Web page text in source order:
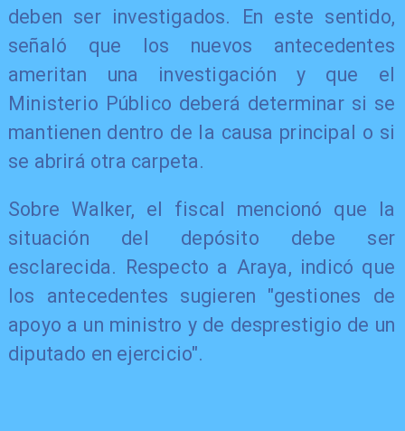
deben ser investigados. En este sentido,
señaló que los nuevos antecedentes
ameritan una investigación y que el
Ministerio Público deberá determinar si se
mantienen dentro de la causa principal o si
se abrirá otra carpeta.
Sobre Walker, el fiscal mencionó que la
situación del depósito debe ser
esclarecida. Respecto a Araya, indicó que
los antecedentes sugieren "gestiones de
apoyo a un ministro y de desprestigio de un
diputado en ejercicio".